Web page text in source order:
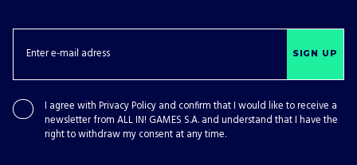
SIGN UP
I agree with Privacy Policy and confirm that I would like to receive a
newsletter from ALL IN! GAMES S.A. and understand that I have the
right to withdraw my consent at any time.